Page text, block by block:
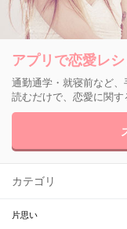
アプリで恋愛レ
通勤通学・就寝前など
読むだけで、恋愛に関
カテゴリ
片思い